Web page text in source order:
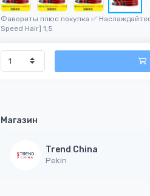
Фавориты плюс покупка ✅
Speed ​​Hair] 1,5
Магазин
Trend China
Pekin